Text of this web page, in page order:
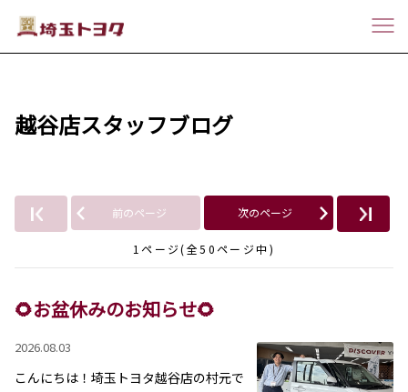
越谷店スタッフブログ
前のページ 次のページ
1ページ(全50ページ中)
🌻お盆休みのお知らせ🌻
2026.08.03
こんにちは！埼玉トヨタ越谷店の村元で